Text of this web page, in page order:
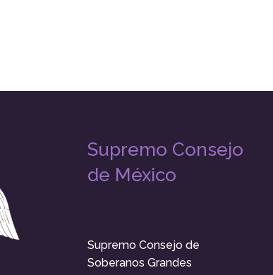
Supremo Consejo
de México
Supremo Consejo de
Soberanos Grandes